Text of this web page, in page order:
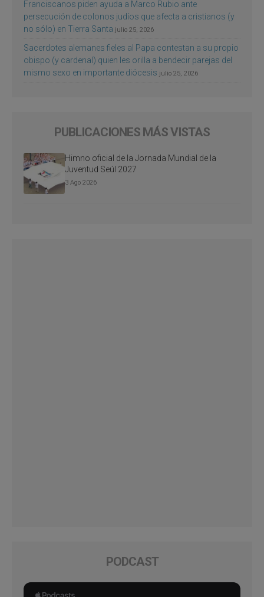
Franciscanos piden ayuda a Marco Rubio ante
persecución de colonos judíos que afecta a cristianos (y
no sólo) en Tierra Santa julio 25, 2026
Sacerdotes alemanes fieles al Papa contestan a su propio
obispo (y cardenal) quien les orilla a bendecir parejas del
mismo sexo en importante diócesis julio 25, 2026
PUBLICACIONES MÁS VISTAS
Himno oficial de la Jornada Mundial de la
Juventud Seúl 2027
3 Ago 2026
PODCAST